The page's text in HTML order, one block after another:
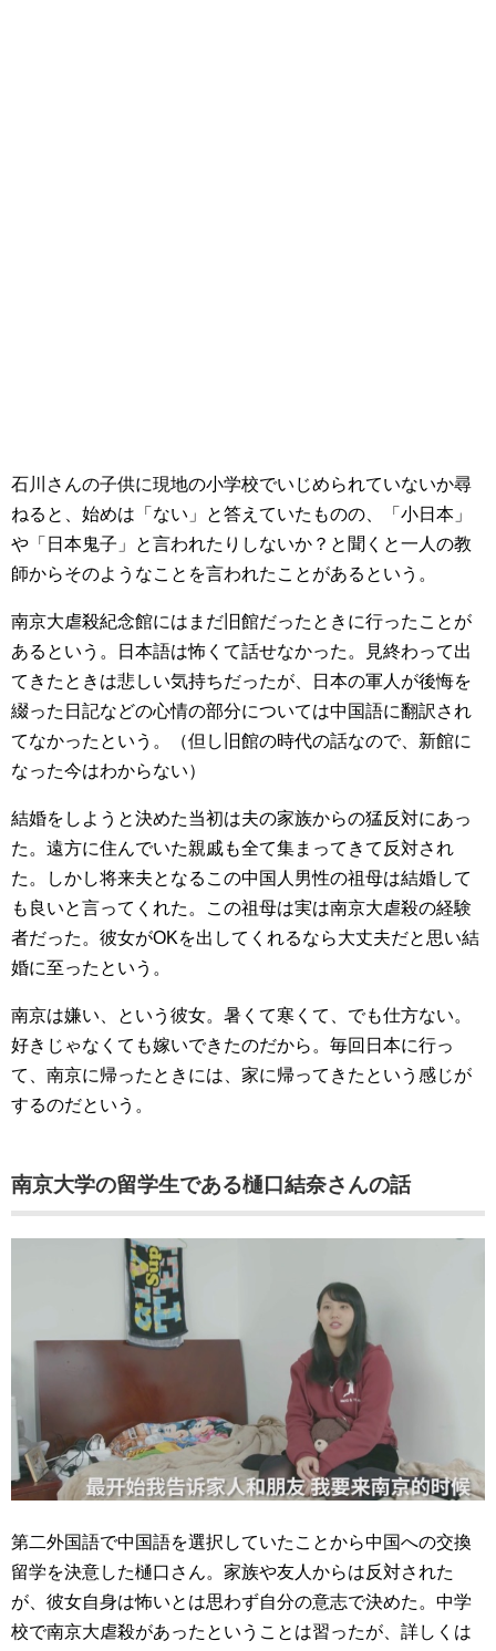
石川さんの子供に現地の小学校でいじめられていないか尋
ねると、始めは「ない」と答えていたものの、「小日本」
や「日本鬼子」と言われたりしないか？と聞くと一人の教
師からそのようなことを言われたことがあるという。
南京大虐殺紀念館にはまだ旧館だったときに行ったことが
あるという。日本語は怖くて話せなかった。見終わって出
てきたときは悲しい気持ちだったが、日本の軍人が後悔を
綴った日記などの心情の部分については中国語に翻訳され
てなかったという。（但し旧館の時代の話なので、新館に
なった今はわからない）
結婚をしようと決めた当初は夫の家族からの猛反対にあっ
た。遠方に住んでいた親戚も全て集まってきて反対され
た。しかし将来夫となるこの中国人男性の祖母は結婚して
も良いと言ってくれた。この祖母は実は南京大虐殺の経験
者だった。彼女がOKを出してくれるなら大丈夫だと思い結
婚に至ったという。
南京は嫌い、という彼女。暑くて寒くて、でも仕方ない。
好きじゃなくても嫁いできたのだから。毎回日本に行っ
て、南京に帰ったときには、家に帰ってきたという感じが
するのだという。
南京大学の留学生である樋口結奈さんの話
第二外国語で中国語を選択していたことから中国への交換
留学を決意した樋口さん。家族や友人からは反対された
が、彼女自身は怖いとは思わず自分の意志で決めた。中学
校で南京大虐殺があったということは習ったが、詳しくは